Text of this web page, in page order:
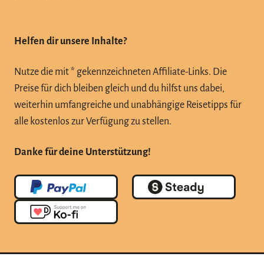
Helfen dir unsere Inhalte?
Nutze die mit * gekennzeichneten Affiliate-Links. Die
Preise für dich bleiben gleich und du hilfst uns dabei,
weiterhin umfangreiche und unabhängige Reisetipps für
alle kostenlos zur Verfügung zu stellen.
Danke für deine Unterstützung!